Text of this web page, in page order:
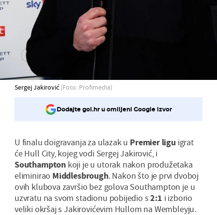
Sergej Jakirović (Foto: Profimedia)
Dodajte gol.hr u omiljeni Google izvor
U finalu doigravanja za ulazak u Premier ligu igrat
će Hull City, kojeg vodi Sergej Jakirović, i
Southampton koji je u utorak nakon produžetaka
eliminirao Middlesbrough. Nakon što je prvi dvoboj
ovih klubova završio bez golova Southampton je u
uzvratu na svom stadionu pobijedio s2:1 i izborio
veliki okršaj s Jakirovićevim Hullom na Wembleyju.